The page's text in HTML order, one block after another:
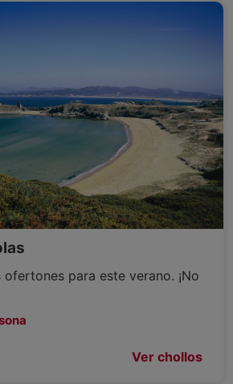
para este verano. ¡No
Ver chollos